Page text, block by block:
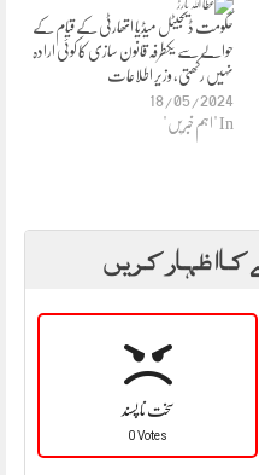
حکومت ڈیجیٹل میڈیا اتھارٹی کے قیام کے
حوالے سے یکطرفہ قانون سازی کا کوئی ارادہ
نہیں رکھتی، وزیر اطلاعات
18/05/2024
In "اہم خبریں"
کا اظہار کریں
سخت نا پسند
0 Votes